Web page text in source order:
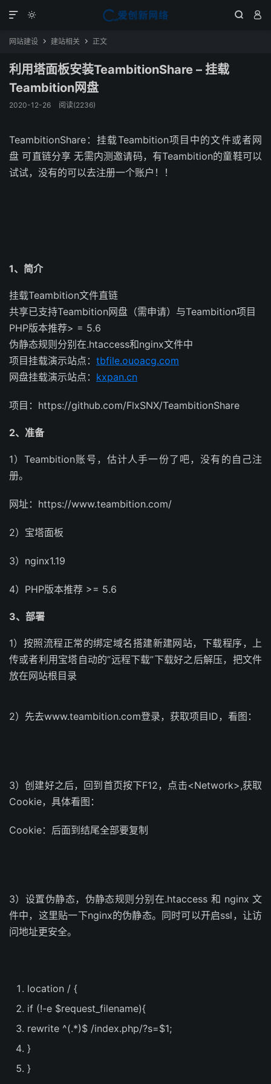
  

网站建设  建站相关  正文
利用塔面板安装TeambitionShare – 挂载
Teambition网盘
2020-12-26 阅读(2236)
TeambitionShare：挂载Teambition项目中的文件或者网
盘 可直链分享 无需内测邀请码，有Teambition的童鞋可以
试试，没有的可以去注册一个账户！！
1、简介
挂载Teambition文件直链
共享已支持Teambition网盘（需申请）与Teambition项目
PHP版本推荐> = 5.6
伪静态规则分别在.htaccess和nginx文件中
项目挂载演示站点： tbfile.ouoacg.com
网盘挂载演示站点： kxpan.cn
项目：https://github.com/FlxSNX/TeambitionShare
2、准备
1）Teambition账号，估计人手一份了吧，没有的自己注
册。
网址：https://www.teambition.com/
2）宝塔面板
3）nginx1.19
4）PHP版本推荐 >= 5.6
3、部署
1）按照流程正常的绑定域名搭建新建网站，下载程序，上
传或者利用宝塔自动的“远程下载”下载好之后解压，把文件
放在网站根目录
2）先去www.teambition.com登录，获取项目ID，看图：
3）创建好之后，回到首页按下F12，点击<Network>,获取
Cookie，具体看图：
Cookie：后面到结尾全部要复制
3）设置伪静态，伪静态规则分别在.htaccess 和 nginx 文
件中，这里贴一下nginx的伪静态。同时可以开启ssl，让访
问地址更安全。
location / {
if (!-e $request_filename){
rewrite ^(.*)$ /index.php/?s=$1;
}
}